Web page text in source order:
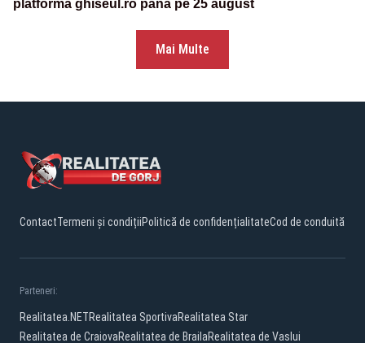
platforma ghiseul.ro până pe 25 august
Mai Multe
ContactTermeni și condițiiPolitică de confidențialitateCod de conduită
Parteneri:
Realitatea.NETRealitatea SportivaRealitatea Star
Realitatea de CraiovaRealitatea de BrailaRealitatea de Vaslui